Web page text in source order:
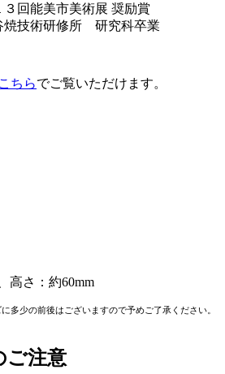
回能美市美術展 奨励賞
技術研修所 研究科卒業
こちらでご覧いただけます。
高さ：約60mm
多少の前後はございますので予めご了承ください。
ご注意